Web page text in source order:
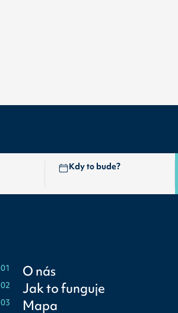
Kdy to bude?
01 O nás
02 Jak to funguje
03 Mapa